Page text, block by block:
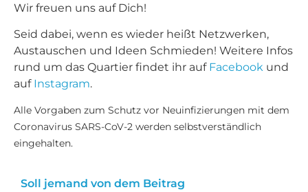
Wir freuen uns auf Dich!
Seid dabei, wenn es wieder heißt Netzwerken,
Austauschen und Ideen Schmieden! Weitere Infos
rund um das Quartier findet ihr auf Facebook und
auf Instagram.
Alle Vorgaben zum Schutz vor Neuinfizierungen mit dem
Coronavirus SARS-CoV-2 werden selbstverständlich
eingehalten.
Soll jemand von dem Beitrag